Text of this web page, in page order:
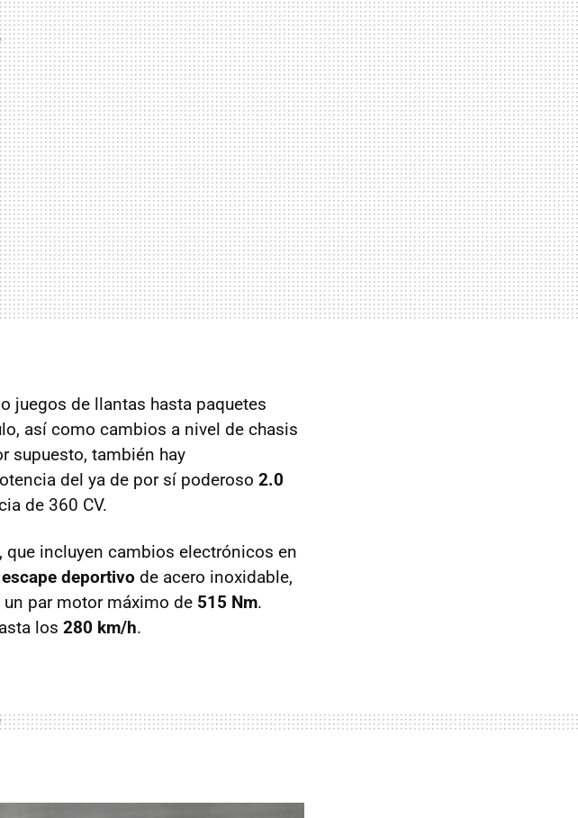
o juegos de llantas hasta paquetes
así como cambios a nivel de chasis
supuesto, también hay
del ya de por sí poderoso 2.0
de 360 CV.
que incluyen cambios electrónicos en
deportivo de acero inoxidable,
par motor máximo de 515 Nm.
los 280 km/h.